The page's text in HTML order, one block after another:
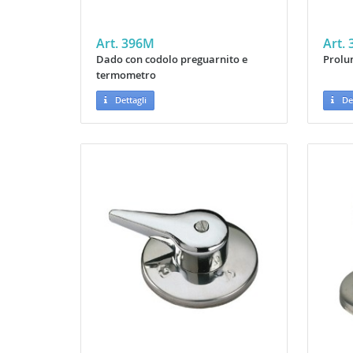
Art. 396M
Dado con codolo preguarnito e
termometro
Dettagli
Art.